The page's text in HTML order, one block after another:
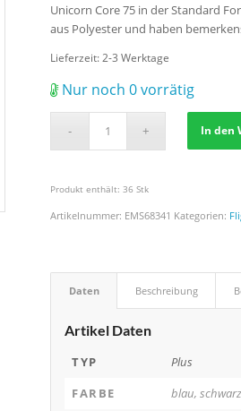
Unicorn Core 75 in der Standard
aus Polyester und haben
Lieferzeit: 2-3 Werktage
Nur noch 0 vorrätig
In den
Produkt enthält: 36Stk
Artikelnummer: EMS68341 Kategorien:
Daten Beschreibung
Artikel Daten
TYP
Plus
FARBE
blau, schwarz